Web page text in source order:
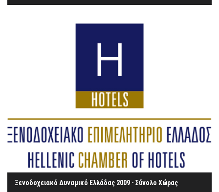
Ξενοδοχειακό Δυναμικό Ελλάδας 2009 - Σύνολο Χώρας